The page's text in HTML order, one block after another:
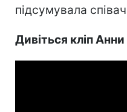
підсумувала
Дивіться кліп